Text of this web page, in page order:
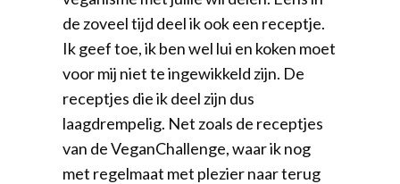
de zoveel tijd deel ik ook een receptje.
Ik geef toe, ik ben wel lui en koken moet
voor mij niet te ingewikkeld zijn. De
receptjes die ik deel zijn dus
laagdrempelig. Net zoals de receptjes
van de VeganChallenge, waar ik nog
met regelmaat met plezier naar terug